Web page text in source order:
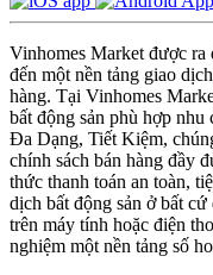
Vinhomes Market được ra
đến một nền tảng giao
hàng. Tại Vinhomes
bất động sản phù hợp
Đa Dạng, Tiết Kiệm,
chính sách bán hàng đầy
thức thanh toán an toàn,
dịch bất động sản ở bất
trên máy tính hoặc điện
nghiệm một nền tảng số